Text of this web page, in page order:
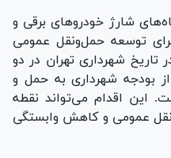
شارژ خودرو‌های برقی و
توسعه حمل‌ونقل عمومی
تاریخ شهرداری تهران در دو
بودجه شهرداری به حمل و
این اقدام می‌تواند نقطه
عمومی و کاهش وابستگی